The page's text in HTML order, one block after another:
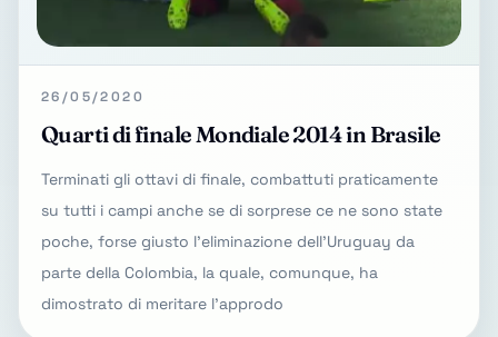
26/05/2020
Quarti di finale Mondiale 2014 in Brasile
Terminati gli ottavi di finale, combattuti praticamente
su tutti i campi anche se di sorprese ce ne sono state
poche, forse giusto l'eliminazione dell'Uruguay da
parte della Colombia, la quale, comunque, ha
dimostrato di meritare l'approdo